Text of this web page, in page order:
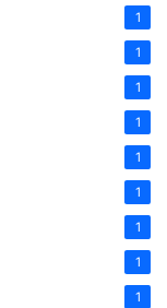
1
1
1
1
1
1
1
1
1